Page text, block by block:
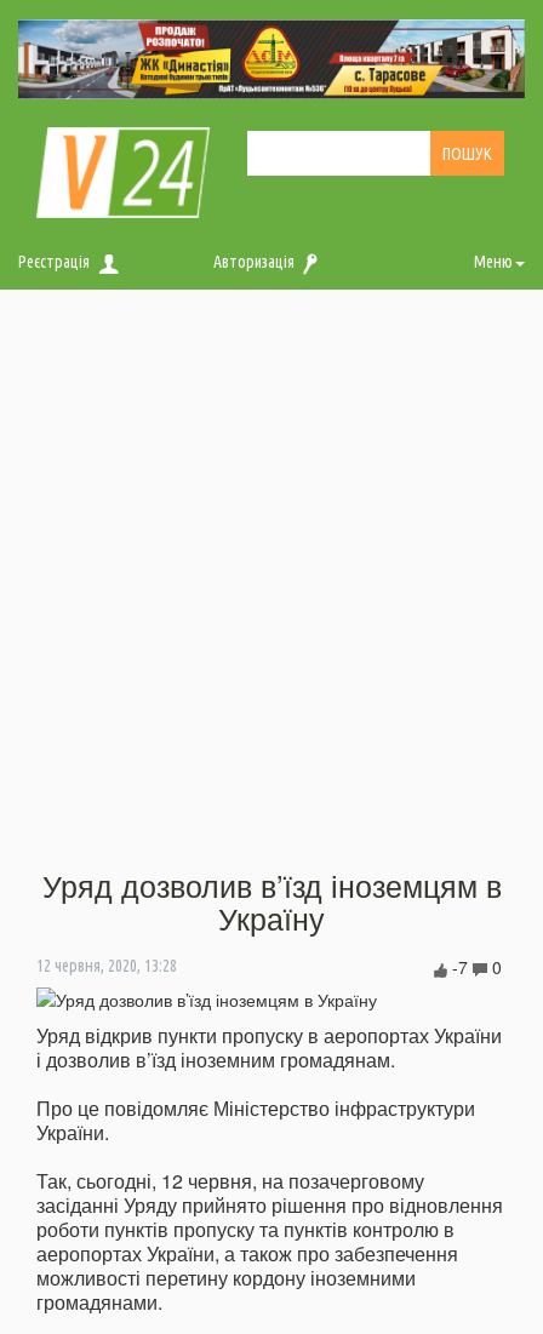
Реєстрація Авторизація Меню
Уряд дозволив в’їзд іноземцям в
Україну
12 червня, 2020, 13:28 0
-7
Уряд відкрив пункти пропуску в аеропортах України
і дозволив в’їзд іноземним громадянам.
Про це повідомляє Міністерство інфраструктури
України.
Так, сьогодні, 12 червня, на позачерговому
засіданні Уряду прийнято рішення про відновлення
роботи пунктів пропуску та пунктів контролю в
аеропортах України, а також про забезпечення
можливості перетину кордону іноземними
громадянами.